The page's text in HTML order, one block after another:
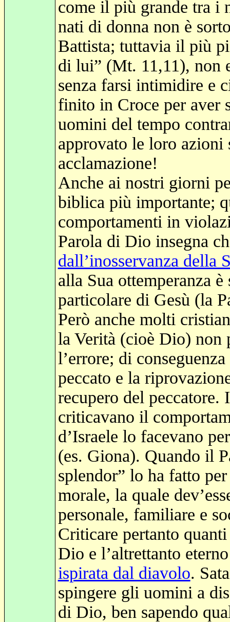
come il più grande tra i
nati di donna non è
Battista; tuttavia il più
di lui” (Mt. 11,11), non
senza farsi intimidire e
finito in Croce per aver
uomini del tempo
approvato le loro azioni
acclamazione!
Anche ai nostri giorni
biblica più importante;
comportamenti in
Parola di Dio insegna
dall’inosservanza della
alla Sua ottemperanza
particolare di Gesù (la
Però anche molti
la Verità (cioè Dio) non
l’errore; di
peccato e la
recupero del
criticavano il
d’Israele lo facevano
(es. Giona). Quando il
splendor” lo ha fatto
morale, la quale
personale, familiare e
Criticare pertanto
Dio e l’altrettanto
ispirata dal diavolo.
spingere gli uomini a
di Dio, ben sapendo